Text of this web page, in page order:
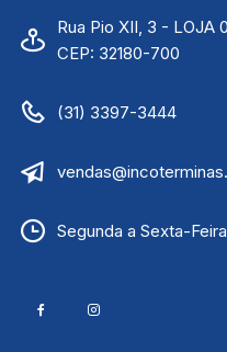
Rua Pio XII, 3 - LOJA
CEP: 32180-700
(31) 3397-3444
Segunda a Sexta-